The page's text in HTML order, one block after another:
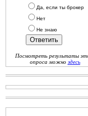
Да, если ты брокер
Нет
Не знаю
Посмотреть результаты
опроса можно здесь